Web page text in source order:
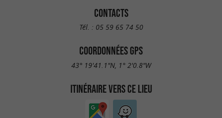
CONTACTS
Tél. : 05 59 65 74 50
COORDONNÉES GPS
43° 19'41.1"N, 1° 2'0.8"W
ITINÉRAIRE VERS CE LIEU